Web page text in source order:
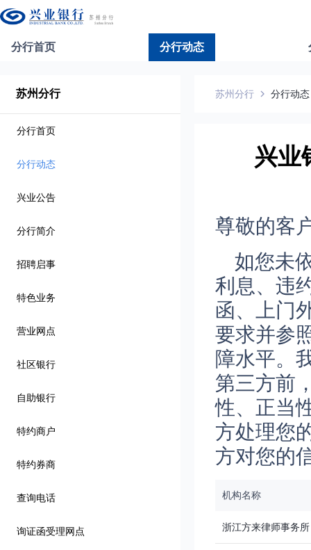
分行首页 分行动态
苏州分行
分行首页
分行动态
兴业公告
分行简介
招聘启事
特色业务
营业网点
社区银行
自助银行
特约商户
特约券商
查询电话
询证函受理网点
苏州分行 分行动态
兴业
尊敬的客
如您未
利息、违
函、上门
要求并参
障水平。
第三方前
性、正当
方处理您
方对您的
机构名称
浙江方来律师事务所